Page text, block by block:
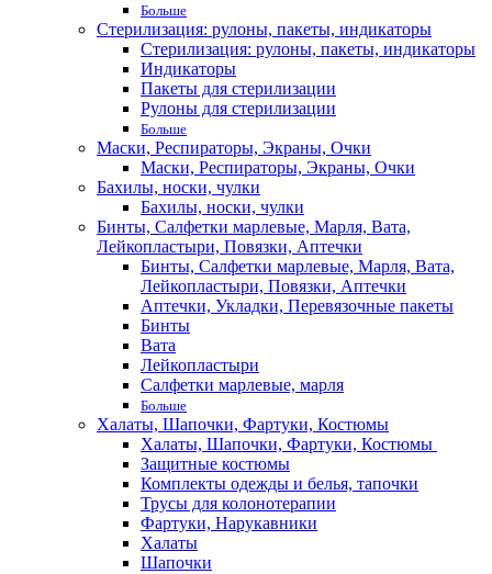
Больше
Стерилизация: рулоны, пакеты, индикаторы
Стерилизация: рулоны, пакеты, индикаторы
Индикаторы
Пакеты для стерилизации
Рулоны для стерилизации
Больше
Маски, Респираторы, Экраны, Очки
Маски, Респираторы, Экраны, Очки
Бахилы, носки, чулки
Бахилы, носки, чулки
Бинты, Салфетки марлевые, Марля, Вата,
Лейкопластыри, Повязки, Аптечки
Бинты, Салфетки марлевые, Марля, Вата,
Лейкопластыри, Повязки, Аптечки
Аптечки, Укладки, Перевязочные пакеты
Бинты
Вата
Лейкопластыри
Салфетки марлевые, марля
Больше
Халаты, Шапочки, Фартуки, Костюмы
Халаты, Шапочки, Фартуки, Костюмы
Защитные костюмы
Комплекты одежды и белья, тапочки
Трусы для колонотерапии
Фартуки, Нарукавники
Халаты
Шапочки